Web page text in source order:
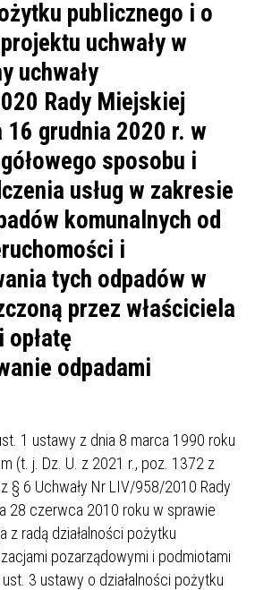
publicznego i o
uchwały w
uchwały
Rady Miejskiej
16 grudnia 2020 r. w
sposobu i
usług w zakresie
komunalnych od
i
tych odpadów w
przez właściciela
opłatę
odpadami
1 ustawy z dnia 8 marca 1990 roku
(t. j. Dz. U. z 2021 r., poz. 1372 z
§ 6 Uchwały Nr LIV/958/2010 Rady
28 czerwca 2010 roku w sprawie
z radą działalności pożytku
pozarządowymi i podmiotami
3 ustawy o działalności pożytku